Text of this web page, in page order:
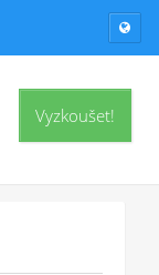
Vyzkoušet!